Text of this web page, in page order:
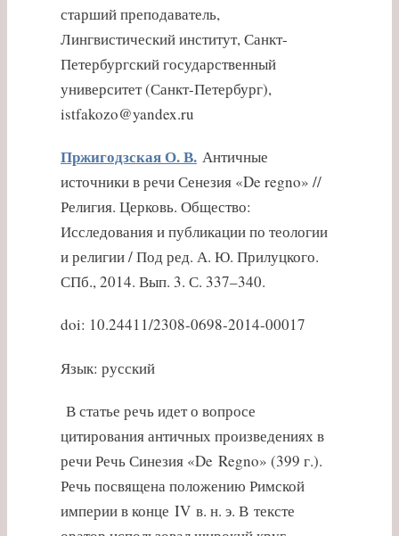
старший преподаватель,
Лингвистический институт, Санкт-
Петербургский государственный
университет (Санкт-Петербург),
istfakozo@yandex.ru
Пржигодзская О. В. Античные
источники в речи Сенезия «De regno» //
Религия. Церковь. Общество:
Исследования и публикации по теологии
и религии / Под ред. А. Ю. Прилуцкого.
СПб., 2014. Вып. 3. С. 337–340.
doi: 10.24411/2308-0698-2014-00017
Язык: русский
В статье речь идет о вопросе
цитирования античных произведениях в
речи Речь Синезия «De Regno» (399 г.).
Речь посвящена положению Римской
империи в конце IV в. н. э. В тексте